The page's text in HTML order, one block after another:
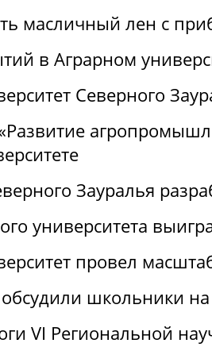
масличный лен с
в Аграрном
Северного
Зауралья
университета
провел
обсудили школьники
VI Региональной